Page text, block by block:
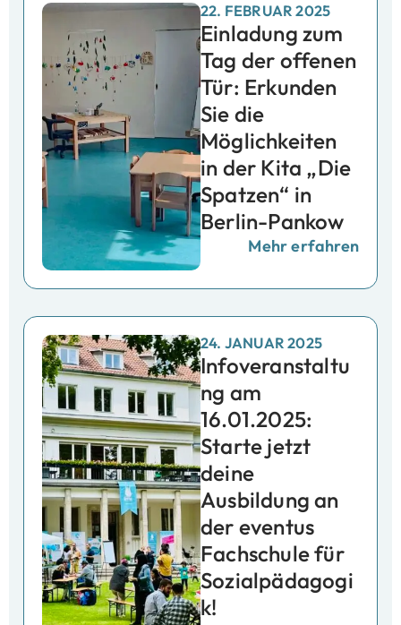
22. FEBRUAR 2025
Einladung zum
Tag der offenen
Tür: Erkunden
Sie die
Möglichkeiten
in der Kita „Die
Spatzen“ in
Berlin-Pankow
Mehr erfahren
24. JANUAR 2025
Infoveranstaltu
ng am
16.01.2025:
Starte jetzt
deine
Ausbildung an
der eventus
Fachschule für
Sozialpädagogi
k!